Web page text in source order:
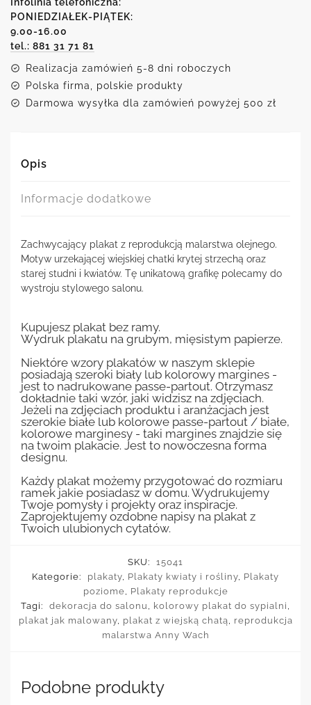
-
wiejska
chata
i
studnia
PONIEDZIAŁEK-PIĄTEK:
9.00-16.00
tel.: 881 31 71 81
Realizacja zamówień 5-8 dni roboczych
Polska firma, polskie produkty
Darmowa wysyłka dla zamówień powyżej 500 zł
Opis
Informacje dodatkowe
Zachwycający plakat z reprodukcją malarstwa olejnego.
Motyw urzekającej wiejskiej chatki krytej strzechą oraz
starej studni i kwiatów. Tę unikatową grafikę polecamy do
wystroju stylowego salonu.
Kupujesz plakat bez ramy.
Wydruk plakatu na grubym, mięsistym papierze.
Niektóre wzory plakatów w naszym sklepie
posiadają szeroki biały lub kolorowy margines -
jest to nadrukowane passe-partout. Otrzymasz
dokładnie taki wzór, jaki widzisz na zdjęciach.
Jeżeli na zdjęciach produktu i aranżacjach jest
szerokie białe lub kolorowe passe-partout / białe,
kolorowe marginesy - taki margines znajdzie się
na twoim plakacie. Jest to nowoczesna forma
designu.
Każdy plakat możemy przygotować do rozmiaru
ramek jakie posiadasz w domu. Wydrukujemy
Twoje pomysły i projekty oraz inspiracje.
Zaprojektujemy ozdobne napisy na plakat z
Twoich ulubionych cytatów.
SKU:
15041
Kategorie:
plakaty, Plakaty kwiaty i rośliny, Plakaty
poziome, Plakaty reprodukcje
Tagi:
dekoracja do salonu , kolorowy plakat do sypialni ,
plakat jak malowany, plakat z wiejską chatą, reprodukcja
malarstwa Anny Wach
Podobne produkty